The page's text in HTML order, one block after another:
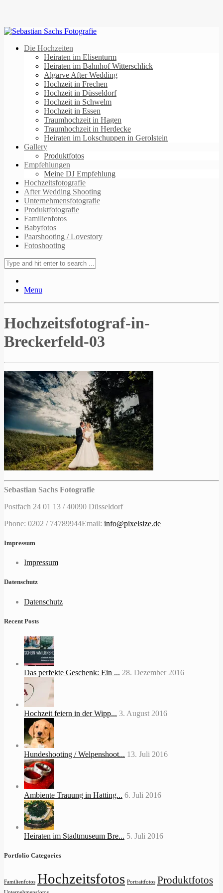
Die Hochzeiten
Heiraten im Elisenturm
Heiraten im Bahnhof Witterschlick
Algarve After Wedding
Hochzeit in Frechen
Hochzeit in Düsseldorf
Hochzeit in Schwelm
Hochzeit in Essen
Traumhochzeit in Hagen
Traumhochzeit in Herdecke
Heiraten im Lokschuppen in Gerolstein
Gallery
Produktfotos
Empfehlungen
Meine DJ Empfehlung
Hochzeitsfotografie
After Wedding Shooting
Unternehmensfotografie
Produktfotografie
Familienfotos
Babyfotos
Paarshooting / Lovestory
Fotoshooting
Menu
Hochzeitsfotograf-in-
Breckerfeld-03
Sebastian Sachs Fotografie
Postfach 24 01 13 / 40090 Düsseldorf
Phone: 0202 / 74789944Email: info@pixelsize.de
Impressum
Impressum
Datenschutz
Datenschutz
Recent Posts
Das perfekte Geschenk: Ein ... 28. Dezember 2016
Hochzeit feiern in der Wipp... 3. August 2016
Hundeshooting / Welpenshoot... 13. Juli 2016
Ambiente Trauung in Hatting... 6. Juli 2016
Heiraten im Stadtmuseum Bre... 5. Juli 2016
Portfolio Categories
Familienfotos Hochzeitsfotos Portraitfotos Produktfotos